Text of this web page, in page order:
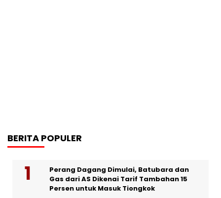
BERITA POPULER
Perang Dagang Dimulai, Batubara dan
Gas dari AS Dikenai Tarif Tambahan 15
Persen untuk Masuk Tiongkok